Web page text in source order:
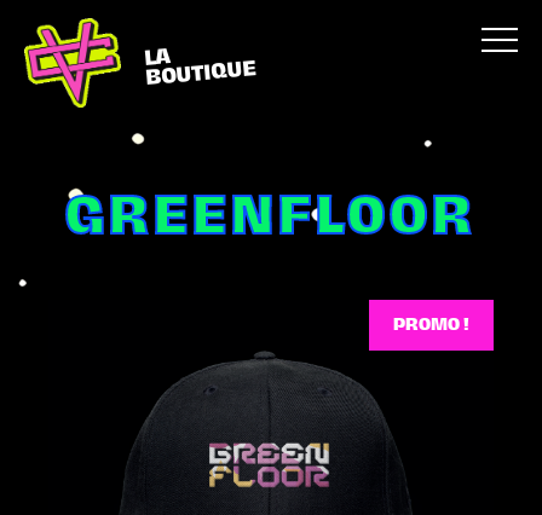
LA
BOUTIQUE
GREENFLOOR
PROMO !